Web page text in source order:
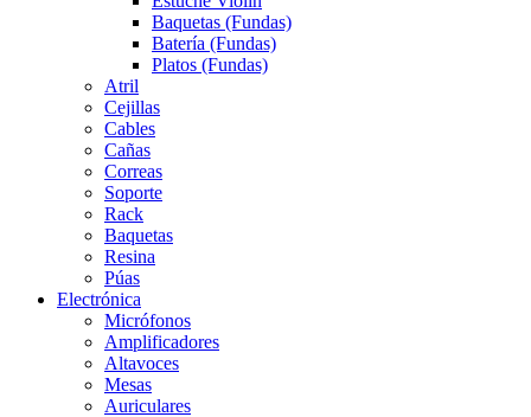
Baquetas (Fundas)
Batería (Fundas)
Platos (Fundas)
Atril
Cejillas
Cables
Cañas
Correas
Soporte
Rack
Baquetas
Resina
Púas
Electrónica
Micrófonos
Amplificadores
Altavoces
Mesas
Auriculares